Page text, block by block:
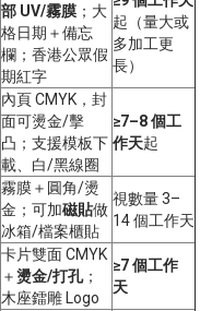
部 UV/霧膜 ；大
格日期＋備忘
欄；香港公眾假
期紅字
起（量大或
多加工更
長）
內頁 CMYK，封
面可燙金/擊
凸；支援模板下
載、白/黑線圈
≥7–8 個工
作天起
霧膜＋圓角/燙
金；可加磁貼做
冰箱/檔案櫃貼
視數量 3–
14 個工作天
卡片雙面 CMYK
＋燙金/打孔；
木座鐳雕 Logo
≥7 個工作
天